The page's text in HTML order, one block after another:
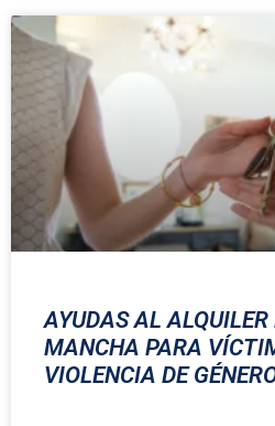
AYUDAS AL
MANCHA PARA
VIOLENCIA DE